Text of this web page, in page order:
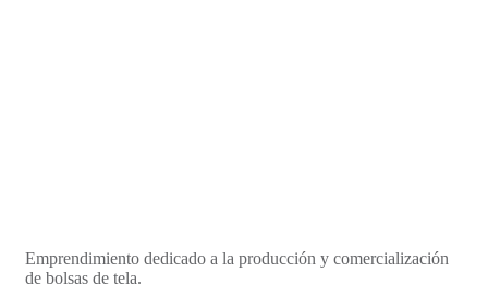
Emprendimiento dedicado a la producción y comercialización
de bolsas de tela.